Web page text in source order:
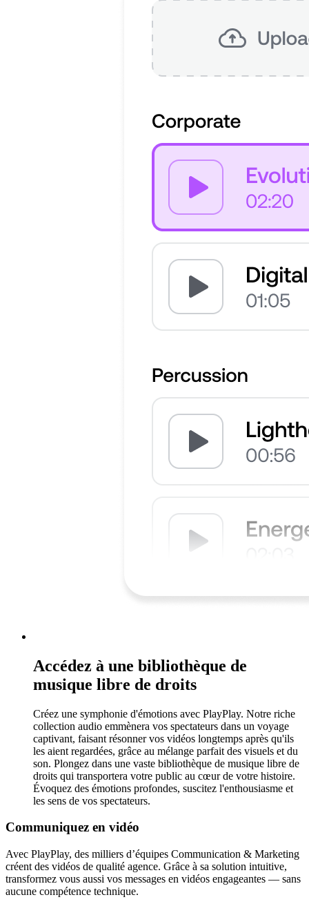
Accédez à une bibliothèque de
musique libre de droits
Créez une symphonie d'émotions avec PlayPlay. Notre riche
collection audio emmènera vos spectateurs dans un voyage
captivant, faisant résonner vos vidéos longtemps après qu'ils
les aient regardées, grâce au mélange parfait des visuels et du
son. Plongez dans une vaste bibliothèque de musique libre de
droits qui transportera votre public au cœur de votre histoire.
Évoquez des émotions profondes, suscitez l'enthousiasme et
les sens de vos spectateurs.
Communiquez en vidéo
Avec PlayPlay, des milliers d’équipes Communication & Marketing
créent des vidéos de qualité agence. Grâce à sa solution intuitive,
transformez vous aussi vos messages en vidéos engageantes — sans
aucune compétence technique.